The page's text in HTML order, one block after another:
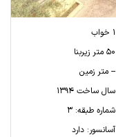
1 خواب
50 متر زیربنا
-- متر زمین
سال ساخت 1394
شماره طبقه: 3
آسانسور: دارد